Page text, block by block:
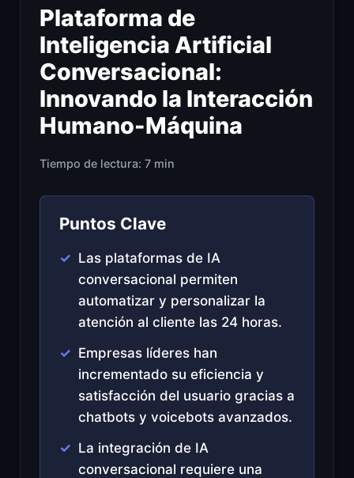
Plataforma de
Inteligencia Artificial
Conversacional:
Innovando la Interacción
Humano-Máquina
Tiempo de lectura: 7 min
Puntos Clave
Las plataformas de IA
conversacional permiten
automatizar y personalizar la
atención al cliente las 24 horas.
Empresas líderes han
incrementado su eficiencia y
satisfacción del usuario gracias a
chatbots y voicebots avanzados.
La integración de IA
conversacional requiere una